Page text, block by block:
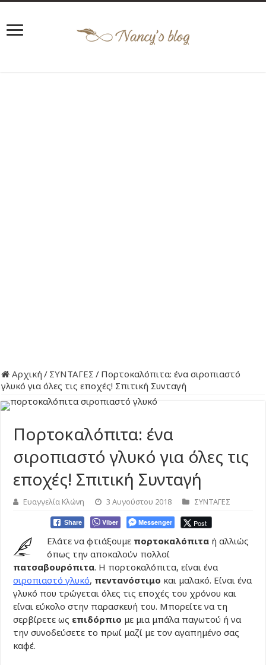
Αρχική / ΣΥΝΤΑΓΕΣ / Πορτοκαλόπιτα: ένα σιροπιαστό
γλυκό για όλες τις εποχές! Σπιτική Συνταγή
Πορτοκαλόπιτα: ένα
σιροπιαστό γλυκό για όλες τις
εποχές! Σπιτική Συνταγή
Ευαγγελία Κλώνη 3 Αυγούστου 2018 ΣΥΝΤΑΓΕΣ
Share Viber Messenger Post
Ελάτε να φτιάξουμε πορτοκαλόπιτα ή αλλιώς
όπως την αποκαλούν πολλοί
πατσαβουρόπιτα. Η πορτοκαλόπιτα, είναι ένα
σιροπιαστό γλυκό, πεντανόστιμο και μαλακό. Είναι ένα
γλυκό που τρώγεται όλες τις εποχές του χρόνου και
είναι εύκολο στην παρασκευή του. Μπορείτε να τη
σερβίρετε ως επιδόρπιο με μια μπάλα παγωτού ή να
την συνοδεύσετε το πρωί μαζί με τον αγαπημένο σας
καφέ.